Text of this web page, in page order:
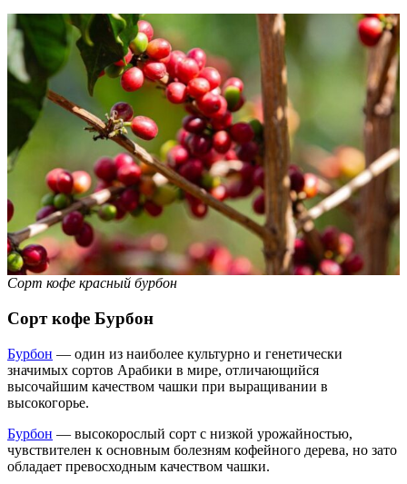
Сорт кофе красный бурбон
Сорт кофе Бурбон
Бурбон — один из наиболее культурно и генетически
значимых сортов Арабики в мире, отличающийся
высочайшим качеством чашки при выращивании в
высокогорье.
Бурбон — высокорослый сорт с низкой урожайностью,
чувствителен к основным болезням кофейного дерева, но зато
обладает превосходным качеством чашки.